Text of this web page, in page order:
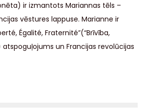
ir izmantots Mariannas tēls –
vēstures lappuse. Marianne ir
Égalité, Fraternité”(“Brīvība,
atspoguļojums un Francijas revolūcijas